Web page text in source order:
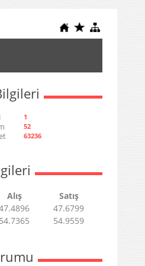
1
52
63236
Alış
Satış
47.6799
54.7365 54.9559